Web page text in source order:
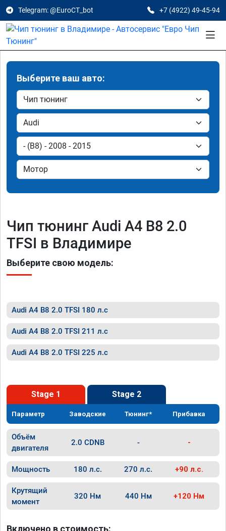
Telegram: @EuroCT_bot +7 (4922) 49-45-94
Выберите ваш авто:
Чип тюнинг Audi A4 B8 2.0
TFSI в Владимире
Выберите свою модель:
Audi A4 B8 2.0 TFSI 180 л.с
Audi A4 B8 2.0 TFSI 211 л.с
Audi A4 B8 2.0 TFSI 225 л.с
Stage 1 Stage 2
Параметр Заводские Тюнинг* Прибавка
Объём
двигателя
2.0 CDNB - -
Мощность 180 л.с. 270 л.с. +90 л.с.
Крутящий
момент
320 Нм 440 Нм +120 Нм
Включено в стоимость: